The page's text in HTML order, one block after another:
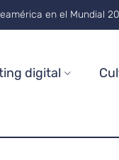
de Nascar: datos clave
digital